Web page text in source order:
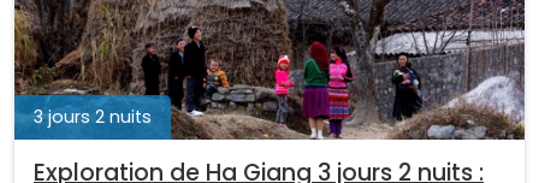
3 jours 2 nuits
Exploration de Ha Giang 3 jours 2 nuits :